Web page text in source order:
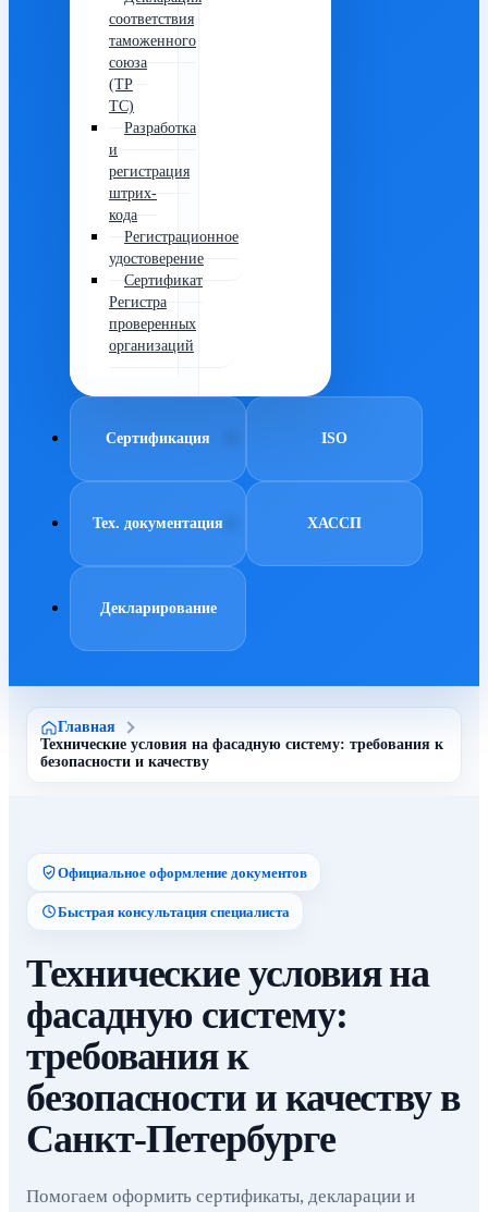
соответствия
таможенного
союза
(ТР
ТС)
Разработка
и
регистрация
штрих-
кода
Регистрационное
удостоверение
Сертификат
Регистра
проверенных
организаций
Сертификация ISO
Тех. документация ХАССП
Декларирование
Главная
Технические условия на фасадную систему: требования к
безопасности и качеству
Официальное оформление документов
Быстрая консультация специалиста
Технические условия на
фасадную систему:
требования к
безопасности и качеству в
Санкт-Петербурге
Помогаем оформить сертификаты, декларации и